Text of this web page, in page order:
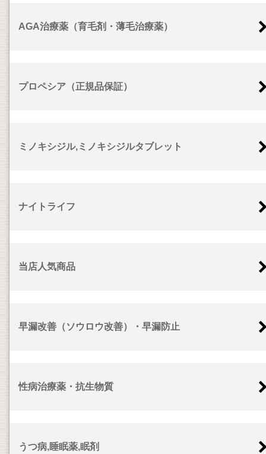
AGA治療薬（育毛剤・薄毛治療薬）
プロペシア（正規品保証）
ミノキシジル,ミノキシジルタブレット
ナイトライフ
当店人気商品
早漏改善（ソウロウ改善）・早漏防止
性病治療薬・抗生物質
うつ病,睡眠薬,眠剤